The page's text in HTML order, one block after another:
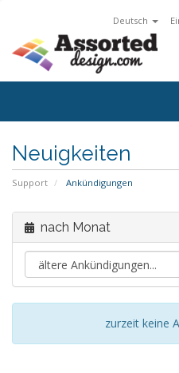
Deutsch
Neuigkeiten
Support Ankündigungen
nach Monat
zurzeit keine